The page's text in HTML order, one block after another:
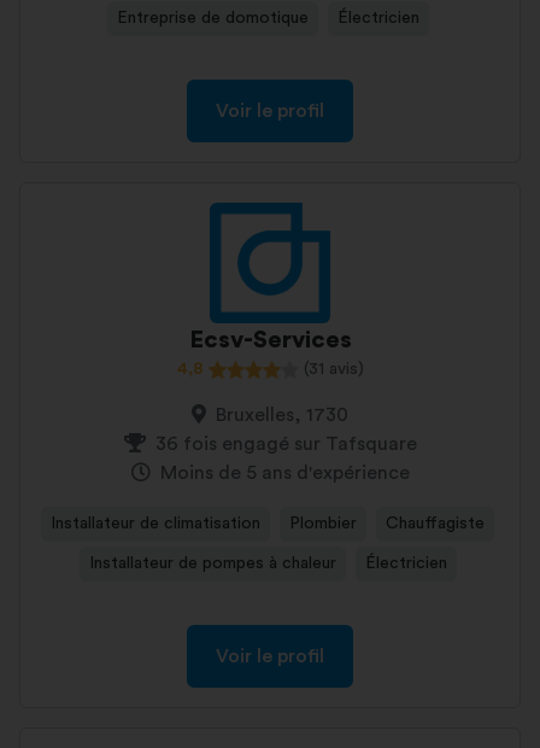
Entreprise de domotique Électricien
Voir le profil
Ecsv-Services
4,8 (31 avis)
Bruxelles, 1730
36 fois engagé sur Tafsquare
Moins de 5 ans d'expérience
Installateur de climatisation Plombier Chauffagiste
Installateur de pompes à chaleur Électricien
Voir le profil